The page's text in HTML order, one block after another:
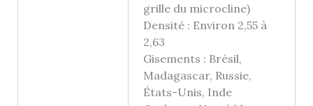
grille du microcline)
Densité : Environ 2,55 à
2,63
Gisements : Brésil,
Madagascar, Russie,
États-Unis, Inde